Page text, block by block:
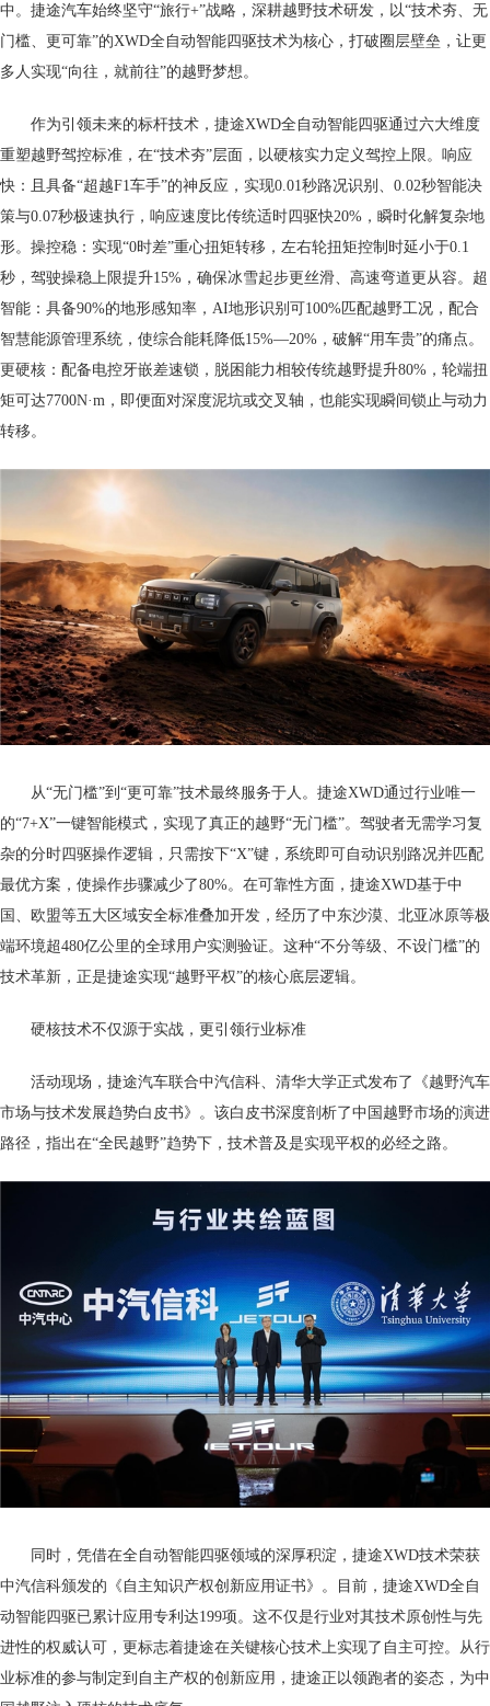
中。捷途汽车始终坚守“旅行+”战略，深耕越野技术研发，以“技术夯、无
门槛、更可靠”的XWD全自动智能四驱技术为核心，打破圈层壁垒，让更
多人实现“向往，就前往”的越野梦想。
作为引领未来的标杆技术，捷途XWD全自动智能四驱通过六大维度
重塑越野驾控标准，在“技术夯”层面，以硬核实力定义驾控上限。响应
快：且具备“超越F1车手”的神反应，实现0.01秒路况识别、0.02秒智能决
策与0.07秒极速执行，响应速度比传统适时四驱快20%，瞬时化解复杂地
形。操控稳：实现“0时差”重心扭矩转移，左右轮扭矩控制时延小于0.1
秒，驾驶操稳上限提升15%，确保冰雪起步更丝滑、高速弯道更从容。超
智能：具备90%的地形感知率，AI地形识别可100%匹配越野工况，配合
智慧能源管理系统，使综合能耗降低15%—20%，破解“用车贵”的痛点。
更硬核：配备电控牙嵌差速锁，脱困能力相较传统越野提升80%，轮端扭
矩可达7700N·m，即便面对深度泥坑或交叉轴，也能实现瞬间锁止与动力
转移。
从“无门槛”到“更可靠”技术最终服务于人。捷途XWD通过行业唯一
的“7+X”一键智能模式，实现了真正的越野“无门槛”。驾驶者无需学习复
杂的分时四驱操作逻辑，只需按下“X”键，系统即可自动识别路况并匹配
最优方案，使操作步骤减少了80%。在可靠性方面，捷途XWD基于中
国、欧盟等五大区域安全标准叠加开发，经历了中东沙漠、北亚冰原等极
端环境超480亿公里的全球用户实测验证。这种“不分等级、不设门槛”的
技术革新，正是捷途实现“越野平权”的核心底层逻辑。
硬核技术不仅源于实战，更引领行业标准
活动现场，捷途汽车联合中汽信科、清华大学正式发布了《越野汽车
市场与技术发展趋势白皮书》。该白皮书深度剖析了中国越野市场的演进
路径，指出在“全民越野”趋势下，技术普及是实现平权的必经之路。
同时，凭借在全自动智能四驱领域的深厚积淀，捷途XWD技术荣获
中汽信科颁发的《自主知识产权创新应用证书》。目前，捷途XWD全自
动智能四驱已累计应用专利达199项。这不仅是行业对其技术原创性与先
进性的权威认可，更标志着捷途在关键核心技术上实现了自主可控。从行
业标准的参与制定到自主产权的创新应用，捷途正以领跑者的姿态，为中